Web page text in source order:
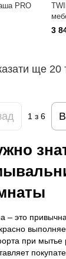
PRO
3
ще 20
1 з 6
– это
при мытье